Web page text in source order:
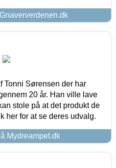
Tonni Sørensen der har
20 år. Han ville lave
stole på at det produkt de
her for at se deres udvalg.
Mydreampet.dk